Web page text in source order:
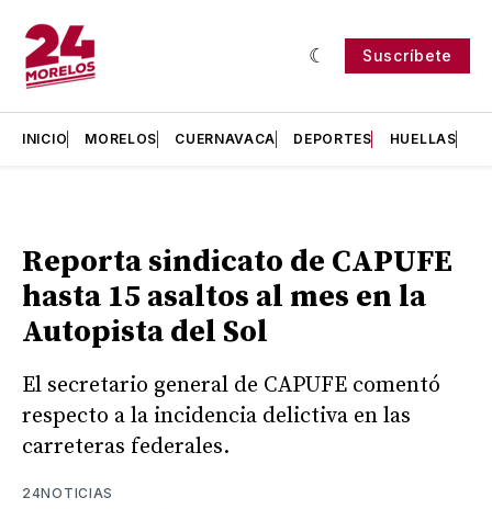
Suscríbete
INICIO MORELOS CUERNAVACA DEPORTES HUELLAS
Reporta sindicato de CAPUFE
hasta 15 asaltos al mes en la
Autopista del Sol
El secretario general de CAPUFE comentó
respecto a la incidencia delictiva en las
carreteras federales.
24NOTICIAS